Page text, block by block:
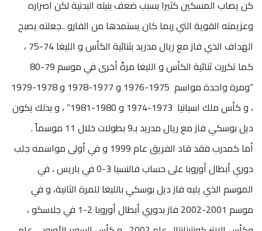
كن يصاب المسكين كثيرا بسبب ضعف بنيته البدنية لكن اصراره
وعزيمته القوية التي ربما كان يستمدها من الفارو ..جعلته يصبح
الهداف الذي فاز مع ريال مدريد بثنائية الكأس و الليغا 74-75 ،
كما تكررت ثنائية الكأس و الليغا مرةً أخرى في موسم 79-80
“ومرة واحدة مواسم 1975-1976 و 1977-1978 و 1978-1979
، و كأس ملك اسبانيا 1973-1974 و 1980-1981” ، و بذلك يكون
ديل بوسكي فاز مع ريال مدريد بـ9 بطولات خلال 11 موسماً .
أما كمدرب فقد قاد الفريق عام 1999 و في أولى مواسمه جلب
دوري أبطال أوروبا على حساب فالنسيا 3-0 في باريس ، في
الموسم الذي يليه فاز ديل بوسكي بالليغا للمرة الثانية، و في
موسم 2001-2002 فاز بدوري أبطال أوروبا 2-1 في جلاسكو ،